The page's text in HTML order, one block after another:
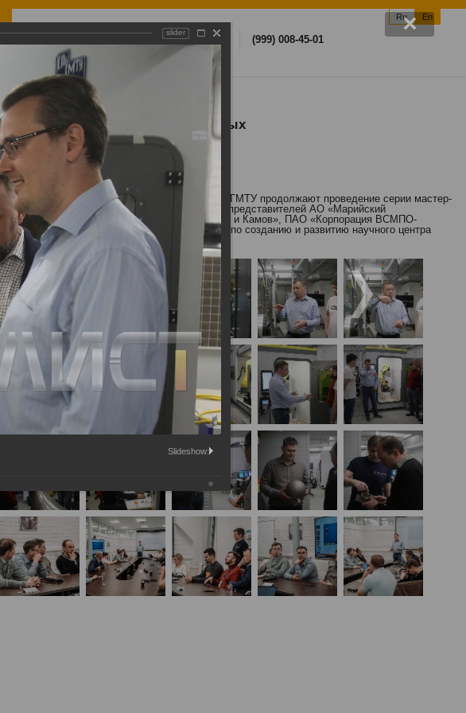
Ru En
(812) 757-22-22 (999) 008-45-01
технологий
и внедрению аддитивных
лазерных и сварочных технологий СПбГМТУ продолжают проведение серии мастер-
мастер-классов состоялся 13 мая для представителей АО «Марийский
АО «Организация «Агат», АО «НЦВ Миль и Камов», ПАО «Корпорация ВСМПО-
России в рамках реализации программы по созданию и развитию научного центра
slider
Slideshow: